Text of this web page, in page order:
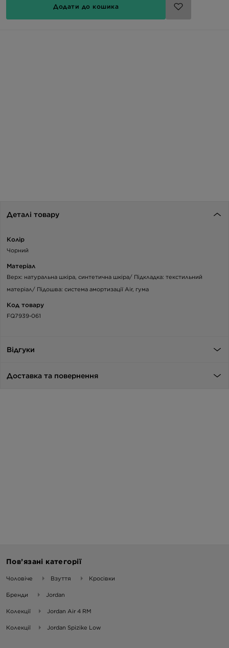
Додати до кошика
Деталі товару
Колір
Чорний
Матеріал
Верх: натуральна шкіра, синтетична шкіра/ Підкладка: текстильний
матеріал/ Підошва: система амортизації Air, гума
Код товару
FQ7939-061
Відгуки
Доставка та повернення
Пов’язані категорії
Чоловіче Взуття Кросівки
Бренди Jordan
Колекції Jordan Air 4 RM
Колекції Jordan Spizike Low